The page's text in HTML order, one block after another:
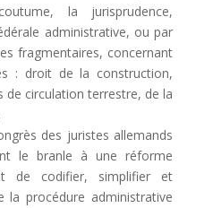
la jurisprudence,
administrative, ou par
fragmentaires, concernant
: droit de la construction,
de circulation terrestre, de la
des juristes allemands
le branle à une réforme
de codifier, simplifier et
la procédure administrative